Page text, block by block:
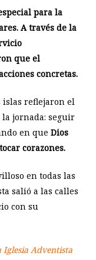
para la
A través de la
que el
concretas.
islas reflejaron el
jornada: seguir
en que Dios
corazones.
en todas las
salió a las calles
con su
Iglesia Adventista